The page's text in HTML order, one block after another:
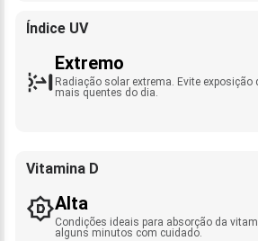
Índice UV
Extremo
Radiação solar extrema. Evite
mais quentes do dia.
Vitamina D
Alta
Condições ideais para absorção da
alguns minutos com cuidado.